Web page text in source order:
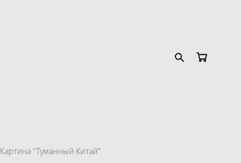
Картина "Туманный Китай”